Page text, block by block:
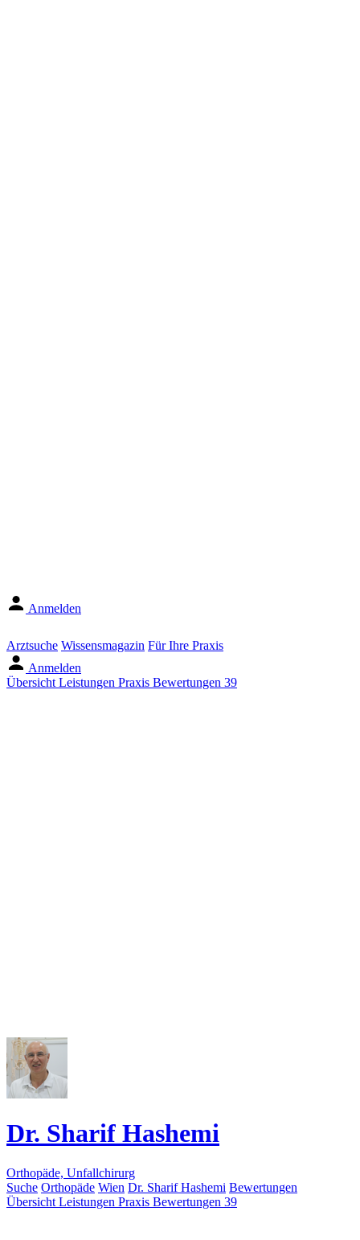
Anmelden
Arztsuche Wissensmagazin Für Ihre Praxis
Anmelden
Übersicht Leistungen Praxis Bewertungen 39
Dr. Sharif Hashemi
Orthopäde, Unfallchirurg
Suche Orthopäde Wien Dr. Sharif Hashemi Bewertungen
Übersicht Leistungen Praxis Bewertungen 39